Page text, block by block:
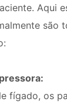
Aqui
são
fígado, os